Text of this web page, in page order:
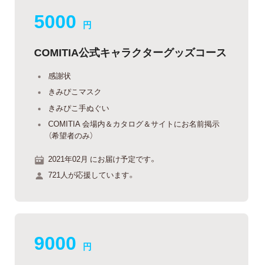
5000 円
COMITIA公式キャラクターグッズコース
感謝状
きみぴこマスク
きみぴこ手ぬぐい
COMITIA 会場内＆カタログ＆サイトにお名前掲示
（希望者のみ）
2021年02月 にお届け予定です。
721人が応援しています。
9000 円